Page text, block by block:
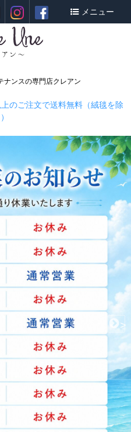
ナンスの専門店クレアン
メニュー
のご注文で送料無料（絨毯を除
>